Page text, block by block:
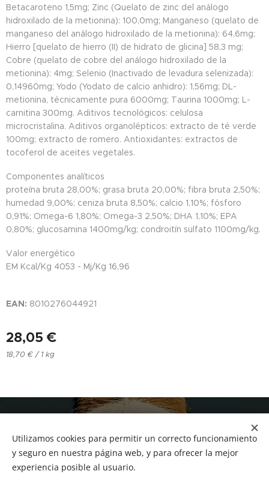
Betacaroteno 1,5mg; Zinc (Quelato de zinc del análogo
hidroxilado de la metionina): 100,0mg; Manganeso (quelato de
manganeso del análogo hidroxilado de la metionina): 64,6mg;
Hierro [quelato de hierro (II) de hidrato de glicina] 58,3 mg;
Cobre (quelato de cobre del análogo hidroxilado de la
metionina): 4mg; Selenio (Inactivado de levadura selenizada):
0,14960mg; Yodo (Yodato de calcio anhidro): 1,56mg; DL-
metionina, técnicamente pura 6000mg; Taurina 1000mg; L-
carnitina 300mg. Aditivos tecnológicos: celulosa
microcristalina. Aditivos organolépticos: extracto de té verde
100mg; extracto de romero. Antioxidantes: extractos de
tocoferol de aceites vegetales.
Componentes analíticos
proteína bruta 28,00%; grasa bruta 20,00%; fibra bruta 2,50%;
humedad 9,00%; ceniza bruta 8,50%; calcio 1,10%; fósforo
0,91%; Omega-6 1,80%; Omega-3 2,50%; DHA 1,10%; EPA
0,80%; glucosamina 1400mg/kg; condroitín sulfato 1100mg/kg.
Valor energético
EM Kcal/Kg 4053 - Mj/Kg 16,96
EAN: 8010276044921
28,05 €
18,70 € / 1 kg
Tf.666351543
Utilizamos cookies para permitir un correcto funcionamiento
y seguro en nuestra página web, y para ofrecer la mejor
experiencia posible al usuario.